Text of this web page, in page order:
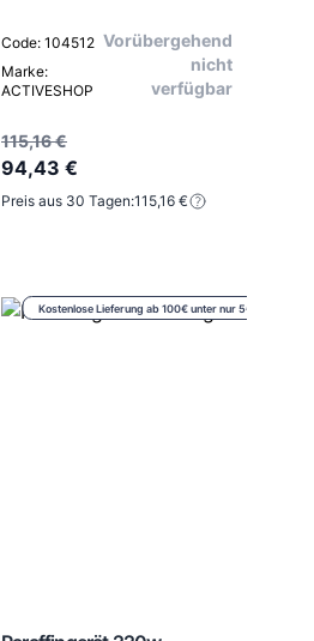
Code: 104512
Marke:
ACTIVESHOP
Vorübergehend
nicht
verfügbar
115,16 €
94,43 €
Preis aus 30 Tagen:115,16 €
Kostenlose Lieferung ab 100€ unter nur 5€